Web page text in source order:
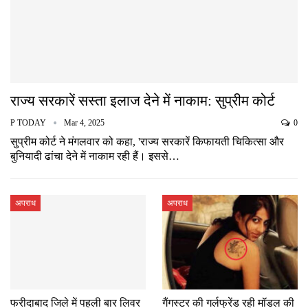
राज्य सरकारें सस्ता इलाज देने में नाकाम: सुप्रीम कोर्ट
P TODAY Mar 4, 2025 0
सुप्रीम कोर्ट ने मंगलवार को कहा, 'राज्य सरकारें किफायती चिकित्सा और
बुनियादी ढांचा देने में नाकाम रही हैं। इससे…
अपराध
फरीदाबाद जिले में पहली बार लिवर
अपराध
गैंगस्टर की गर्लफ्रेंड रही मॉडल की